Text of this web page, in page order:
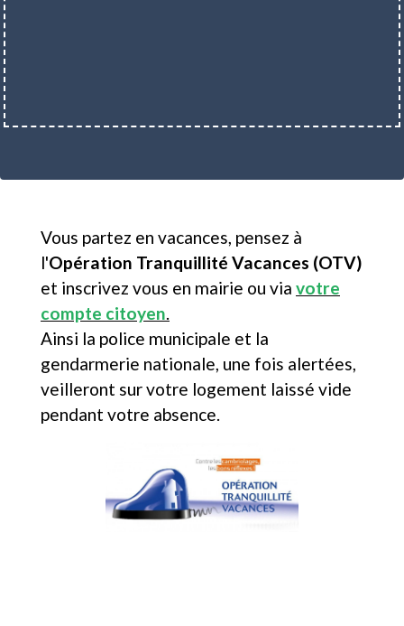
Vous partez en vacances, pensez à
l'Opération Tranquillité Vacances (OTV)
et inscrivez vous en mairie ou via votre
compte citoyen.
Ainsi la police municipale et la
gendarmerie nationale, une fois alertées,
veilleront sur votre logement laissé vide
pendant votre absence.